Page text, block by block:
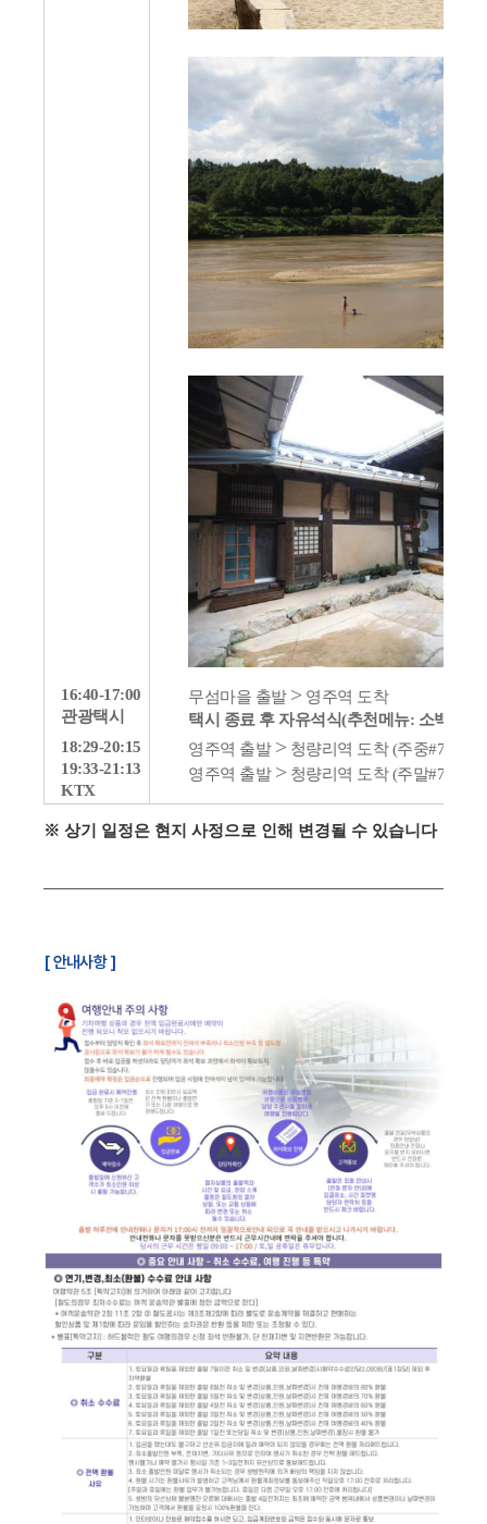
16:40-17:00
관광택시
무섬마을 출발 >영주역 도착
택시 종료 후 자유석식(추천메뉴: 소백산
18:29-20:15
19:33-21:13
KTX
영주역 출발 >청량리역 도착 (주중#716)
영주역 출발 >청량리역 도착 (주말#782)
※ 상기 일정은 현지 사정으로 인해 변경될 수 있습니다
[ 안내사항 ]